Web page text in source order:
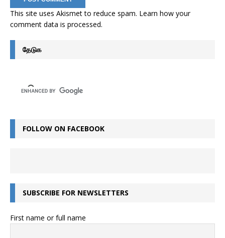
This site uses Akismet to reduce spam. Learn how your
comment data is processed.
தேடுக
FOLLOW ON FACEBOOK
SUBSCRIBE FOR NEWSLETTERS
First name or full name